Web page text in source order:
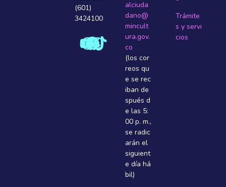
(601)
3424100
alciuda
dano@
mincult
ura.gov.
co
(los cor
reos qu
e se rec
iban de
spués d
e las 5:
00 p. m.,
se radic
arán el
siguient
e dí­a há
bil)
Trámite
s y servi
cios